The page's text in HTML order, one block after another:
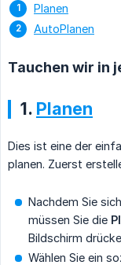
Planen
AutoPlanen
Tauchen wir in
1. Planen
Dies ist eine der
planen. Zuerst
Nachdem Sie
müssen Sie die
Bildschirm
Wählen Sie ein